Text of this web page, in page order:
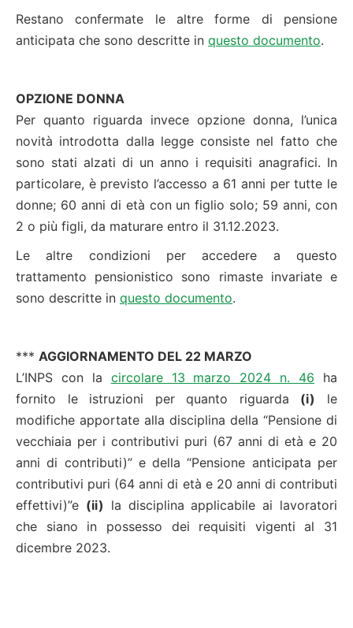
Restano confermate le altre forme di pensione
anticipata che sono descritte in questo documento.
OPZIONE DONNA
Per quanto riguarda invece opzione donna, l’unica
novità introdotta dalla legge consiste nel fatto che
sono stati alzati di un anno i requisiti anagrafici. In
particolare, è previsto l’accesso a 61 anni per tutte le
donne; 60 anni di età con un figlio solo; 59 anni, con
2 o più figli, da maturare entro il 31.12.2023.
Le altre condizioni per accedere a questo
trattamento pensionistico sono rimaste invariate e
sono descritte in questo documento.
*** AGGIORNAMENTO DEL 22 MARZO
L’INPS con la circolare 13 marzo 2024 n. 46 ha
fornito le istruzioni per quanto riguarda (i)
le
modifiche apportate alla disciplina della “Pensione di
vecchiaia per i contributivi puri (67 anni di età e 20
anni di contributi)” e della “Pensione anticipata per
contributivi puri (64 anni di età e 20 anni di contributi
effettivi)”e (ii) la disciplina applicabile ai lavoratori
che siano in possesso dei requisiti vigenti al 31
dicembre 2023.